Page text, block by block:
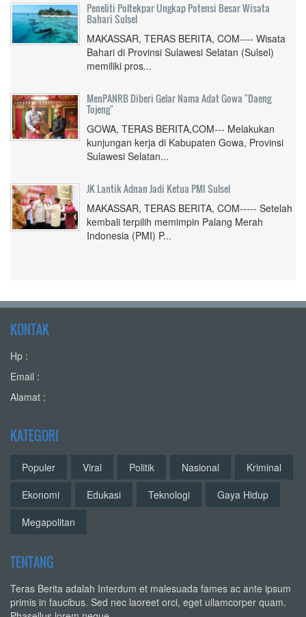
Peneliti Poltekpar Ungkap Potensi Besar Wisata
Bahari Sulsel
MAKASSAR, TERAS BERITA, COM---- Wisata
Bahari di Provinsi Sulawesi Selatan (Sulsel)
memiliki pros...
MenPANRB Diberi Gelar Nama Adat Gowa "Daeng
Tojeng"
GOWA, TERAS BERITA,COM--- Melakukan
kunjungan kerja di Kabupaten Gowa, Provinsi
Sulawesi Selatan...
JK Lantik Adnan Jadi Ketua PMI Sulsel
MAKASSAR, TERAS BERITA, COM----- Setelah
kembali terpilih memimpin Palang Merah
Indonesia (PMI) P...
KONTAK
Hp :
Email :
Alamat :
KATEGORI
Populer Viral Politik Nasional
Kriminal
Ekonomi
Edukasi Teknologi
Gaya Hidup
Megapolitan
TENTANG
Teras Berita adalah Interdum et malesuada fames ac ante ipsum
primis in faucibus. Sed nec laoreet orci, eget ullamcorper quam.